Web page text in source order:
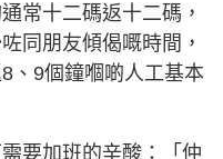
常十二碼返十二碼，
同朋友傾偈嘅時間，
、9個鐘嗰啲人工基本
要加班的辛酸：「仲